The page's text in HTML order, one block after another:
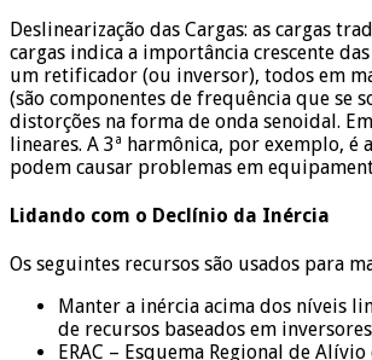
Deslinearização das Cargas: as cargas
cargas indica a importância crescente
um retificador (ou inversor), todos em
(são componentes de frequência que se
distorções na forma de onda senoidal.
lineares. A 3ª harmônica, por exemplo, é
podem causar problemas em
Lidando com o Declínio da Inércia
Os seguintes recursos são usados ​​para
Manter a inércia acima dos níveis
de recursos baseados em
ERAC – Esquema Regional de